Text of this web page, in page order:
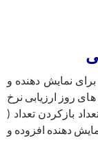
نمایش دهنده و
روز ارزیابی نرخ
بازکردن تعداد (
دهنده افزوده و